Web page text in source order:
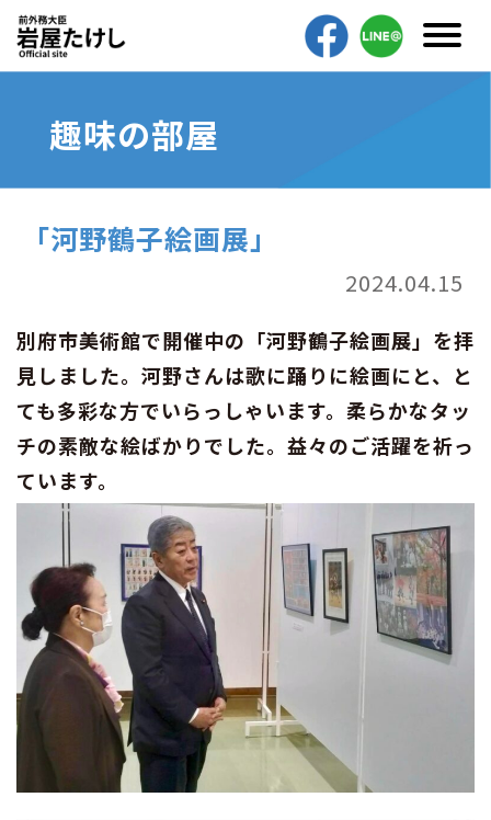
趣味の部屋
「河野鶴子絵画展」
2024.04.15
別府市美術館で開催中の「河野鶴子絵画展」を拝
見しました。河野さんは歌に踊りに絵画にと、と
ても多彩な方でいらっしゃいます。柔らかなタッ
チの素敵な絵ばかりでした。益々のご活躍を祈っ
ています。